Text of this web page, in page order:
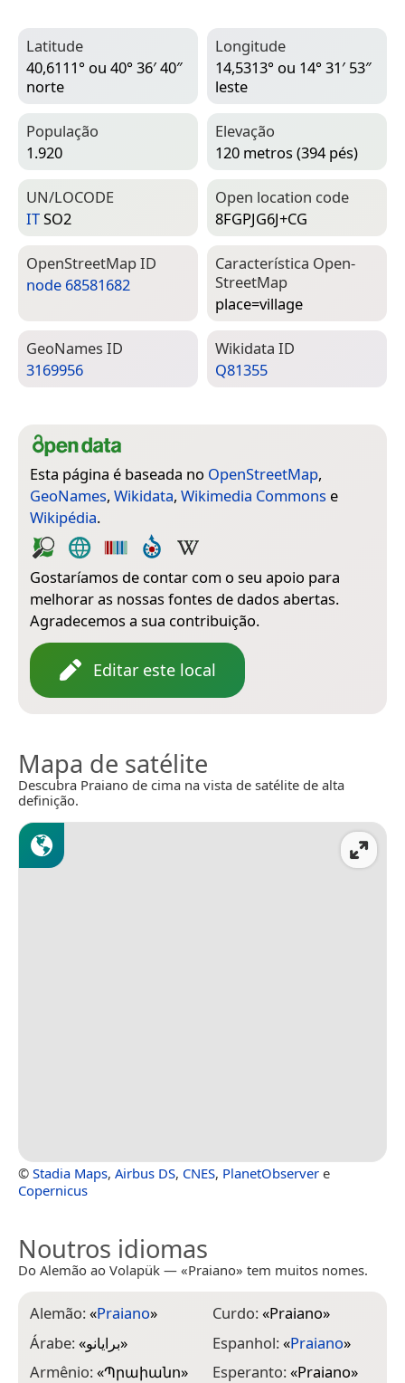
Latitude
40,6111° ou 40° 36′ 40″
norte
Longitude
14,5313° ou 14° 31′ 53″
leste
População
1.920
Elevação
120 metros (394 pés)
UN/LOCODE
ITSO2
Open location code
8FGPJG6J+CG
Open­Street­Map ID
node 68581682
Característica Open­
Street­Map
place=­village
Geo­Names ID
3169956
Wiki­data ID
Q81355
Esta página é baseada no OpenStreetMap,
GeoNames, Wikidata, Wikimedia Commons e
Wikipédia.
Gostaríamos de contar com o seu apoio para
melhorar as nossas fontes de dados abertas.
Agradecemos a sua contribuição.
Editar este local
Mapa de satélite
Descubra Praiano de cima na vista de satélite de alta
definição.
© Stadia Maps, Airbus DS, CNES, PlanetObserver e
Copernicus
Noutros idiomas
Do Alemão ao Volapük — «Praiano» tem muitos nomes.
Alemão:«Praiano»
Árabe:«برايانو»
Armênio:«Պրաիանո»
Curdo:«Praiano»
Espanhol:«Praiano»
Esperanto:«Praiano»